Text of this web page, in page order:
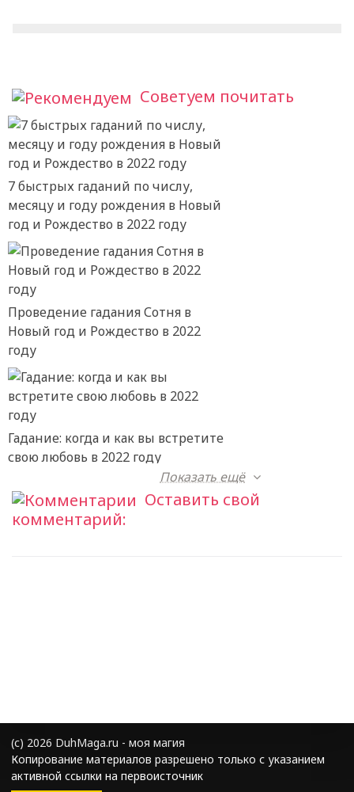
Советуем почитать
7 быстрых гаданий по числу,
месяцу и году рождения в Новый
год и Рождество в 2022 году
Проведение гадания Сотня в
Новый год и Рождество в 2022
году
Гадание: когда и как вы встретите
свою любовь в 2022 году
Показать ещё
Оставить свой
комментарий:
(с) 2026 DuhMaga.ru - моя магия
Копирование материалов разрешено только с указанием
активной ссылки на первоисточник